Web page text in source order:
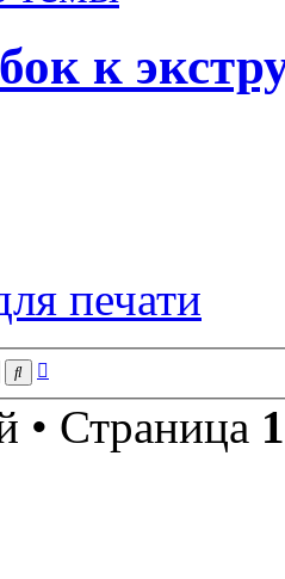
к
печати
Поиск
• Страница 1